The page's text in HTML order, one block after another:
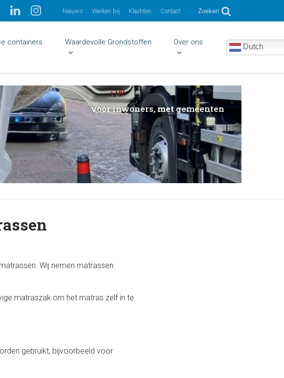
Nieuws Werken bij Klachten Contact Zoeken
containers Waardevolle Grondstoffen Over ons
Dutch
voorinwoners,metgemeenten
Wij nemen matrassen
matraszak om het matras zelf in te
gebruikt, bijvoorbeeld voor